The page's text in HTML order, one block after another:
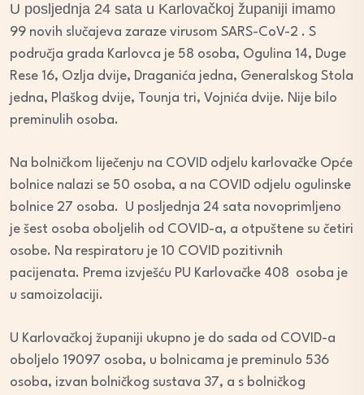
U posljednja 24 sata u Karlovačkoj županiji imamo
99 novih slučajeva zaraze virusom SARS-CoV-2 . S
područja grada Karlovca je 58 osoba, Ogulina 14, Duge
Rese 16, Ozlja dvije, Draganića jedna, Generalskog Stola
jedna, Plaškog dvije, Tounja tri, Vojnića dvije. Nije bilo
preminulih osoba.
Na bolničkom liječenju na COVID odjelu karlovačke Opće
bolnice nalazi se 50 osoba, a na COVID odjelu ogulinske
bolnice 27 osoba. U posljednja 24 sata novoprimljeno
je šest osoba oboljelih od COVID-a, a otpuštene su četiri
osobe. Na respiratoru je 10 COVID pozitivnih
pacijenata. Prema izvješću PU Karlovačke 408 osoba je
u samoizolaciji.
U Karlovačkoj županiji ukupno je do sada od COVID-a
oboljelo 19097 osoba, u bolnicama je preminulo 536
osoba, izvan bolničkog sustava 37, a s bolničkog